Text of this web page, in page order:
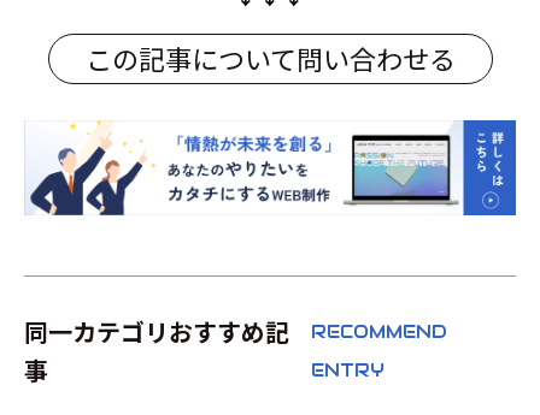
この記事について問い合わせる
同一カテゴリおすすめ記
事
RECOMMEND
ENTRY